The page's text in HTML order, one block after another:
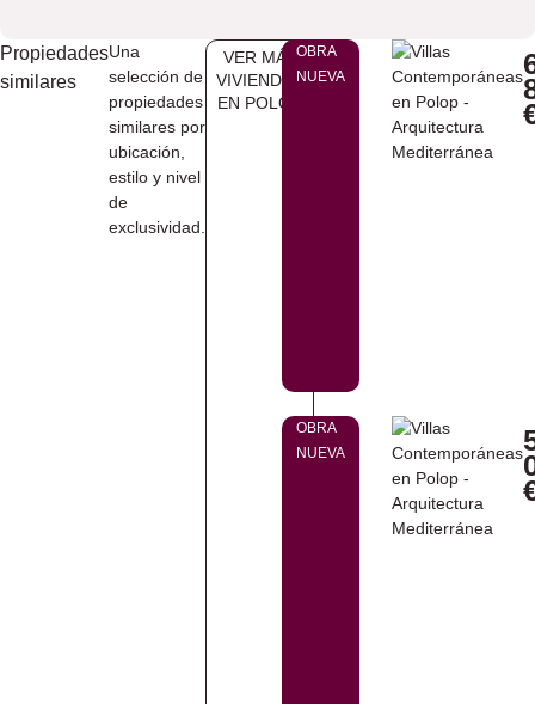
Propiedades
similares
Una
selección de
propiedades
similares por
ubicación,
estilo y nivel
de
exclusividad.
VER MÁS
VIVIENDAS
EN ​POLOP
OBRA
NUEVA
OBRA
NUEVA